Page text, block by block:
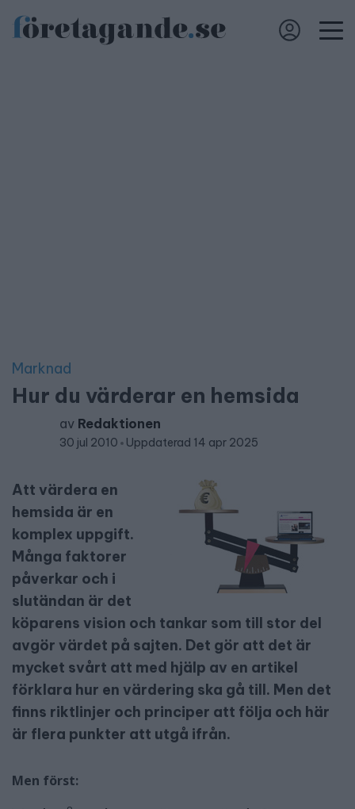
Marknad
Hur du värderar en hemsida
av Redaktionen
30 jul 2010 Uppdaterad 14 apr 2025
Att värdera en
hemsida är en
komplex uppgift.
Många faktorer
påverkar och i
slutändan är det
köparens vision och tankar som till stor del
avgör värdet på sajten. Det gör att det är
mycket svårt att med hjälp av en artikel
förklara hur en värdering ska gå till. Men det
finns riktlinjer och principer att följa och här
är flera punkter att utgå ifrån.
Men först: